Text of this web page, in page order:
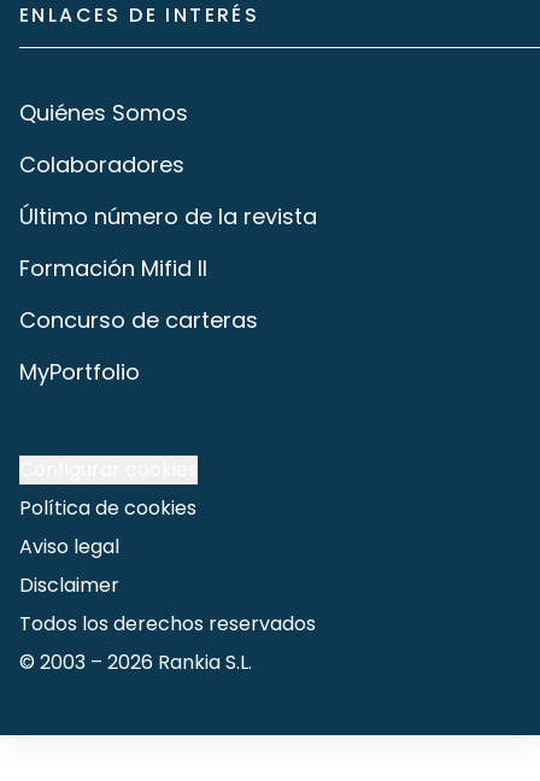
ENLACES DE INTERÉS
Quiénes Somos
Colaboradores
Último número de la revista
Formación Mifid II
Concurso de carteras
MyPortfolio
Política de cookies
Aviso legal
Disclaimer
Todos los derechos reservados
© 2003 – 2026 Rankia S.L.